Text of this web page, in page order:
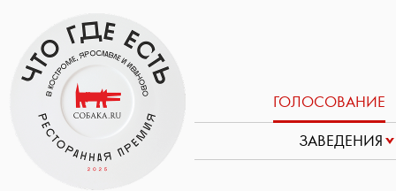
ГОЛОСОВАНИЕ
ЗАВЕДЕНИЯ